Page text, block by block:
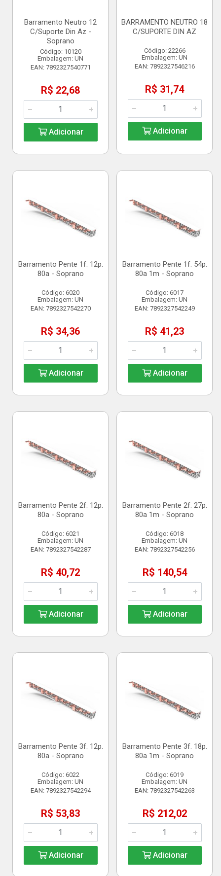
Barramento Neutro 12
C/Suporte Din Az -
Soprano
Código: 10120
Embalagem: UN
EAN: 7892327540771
R$ 22,68
Adicionar
BARRAMENTO NEUTRO 18
C/SUPORTE DIN AZ
Código: 22266
Embalagem: UN
EAN: 7892327546216
R$ 31,74
Adicionar
Barramento Pente 1f. 12p.
80a - Soprano
Código: 6020
Embalagem: UN
EAN: 7892327542270
R$ 34,36
Adicionar
Barramento Pente 1f. 54p.
80a 1m - Soprano
Código: 6017
Embalagem: UN
EAN: 7892327542249
R$ 41,23
Adicionar
Barramento Pente 2f. 12p.
80a - Soprano
Código: 6021
Embalagem: UN
EAN: 7892327542287
R$ 40,72
Adicionar
Barramento Pente 2f. 27p.
80a 1m - Soprano
Código: 6018
Embalagem: UN
EAN: 7892327542256
R$ 140,54
Adicionar
Barramento Pente 3f. 12p.
80a - Soprano
Código: 6022
Embalagem: UN
EAN: 7892327542294
R$ 53,83
Adicionar
Barramento Pente 3f. 18p.
80a 1m - Soprano
Código: 6019
Embalagem: UN
EAN: 7892327542263
R$ 212,02
Adicionar